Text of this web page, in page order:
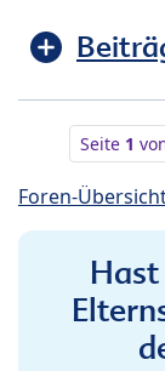
Seite 1
Foren-
Hast